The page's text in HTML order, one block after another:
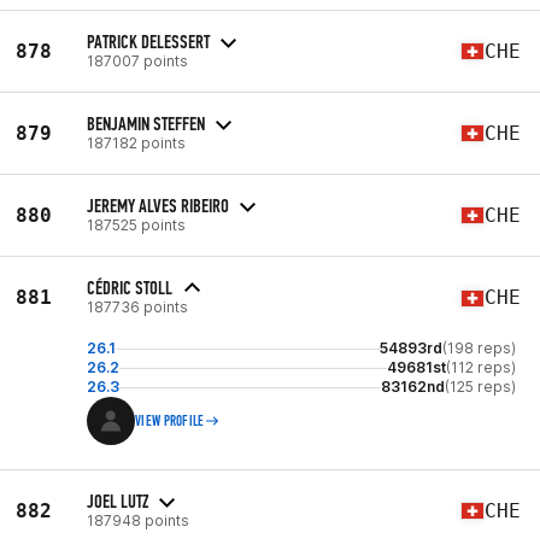
878 PATRICK DELESSERT
187007 points CHE
879 BENJAMIN STEFFEN
187182 points CHE
880 JEREMY ALVES RIBEIRO
187525 points CHE
881 CÉDRIC STOLL
187736 points CHE
26.1 54893rd(198 reps)
26.2
49681st(112 reps)
26.3
83162nd(125 reps)
VIEW PROFILE
882 JOEL LUTZ
187948 points CHE